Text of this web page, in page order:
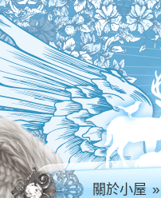
關於小屋»